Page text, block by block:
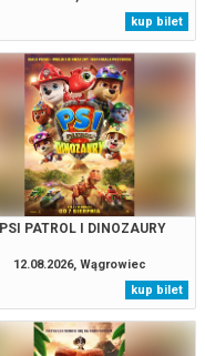
kup bilet
PSI PATROL I DINOZAURY
12.08.2026, Wągrowiec
kup bilet